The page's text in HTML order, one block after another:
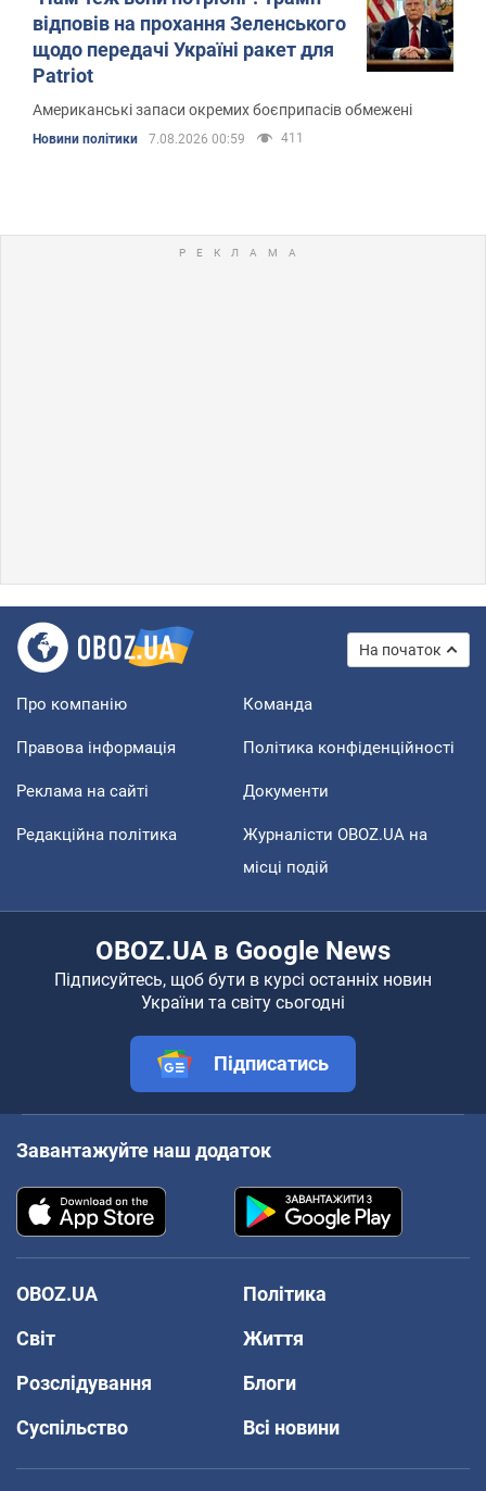
відповів на прохання Зеленського
щодо передачі Україні ракет для
Patriot
Американські запаси окремих боєприпасів обмежені
Новини політики 7.08.2026 00:59 411
На початок
Про компанію Команда
Правова інформація Політика конфіденційності
Реклама на сайті Документи
Редакційна політика
Журналісти OBOZ.UA на
місці подій
OBOZ.UA в Google News
Підписуйтесь, щоб бути в курсі останніх новин
України та світу сьогодні
Підписатись
Завантажуйте наш додаток
OBOZ.UA
Політика
Світ
Життя
Розслідування
Блоги
Суспільство
Всі новини